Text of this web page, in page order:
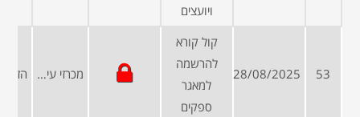
ויועצים
53
28/08/2025
קול קורא
להרשמה
למאגר
ספקים
מכרזי עיריות ומועצות